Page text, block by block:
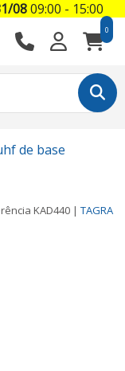
0
de base
KAD440 | TAGRA
0809:00 - 15:00